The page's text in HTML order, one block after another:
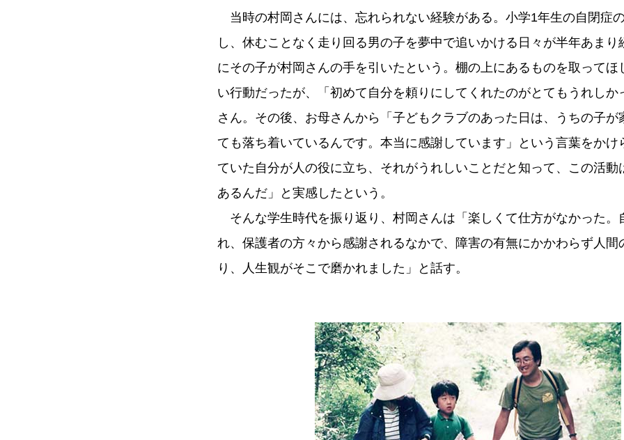
当時の村岡さんには、忘れられない経験がある。小学1年生の自閉症
し、休むことなく走り回る男の子を夢中で追いかける日々が半年あまり
にその子が村岡さんの手を引いたという。棚の上にあるものを取ってほ
い行動だったが、「初めて自分を頼りにしてくれたのがとてもうれしか
さん。その後、お母さんから「子どもクラブのあった日は、うちの子が
ても落ち着いているんです。本当に感謝しています」という言葉をかけ
ていた自分が人の役に立ち、それがうれしいことだと知って、この活動
あるんだ」と実感したという。
そんな学生時代を振り返り、村岡さんは「楽しくて仕方がなかった。
れ、保護者の方々から感謝されるなかで、障害の有無にかかわらず人間
り、人生観がそこで磨かれました」と話す。